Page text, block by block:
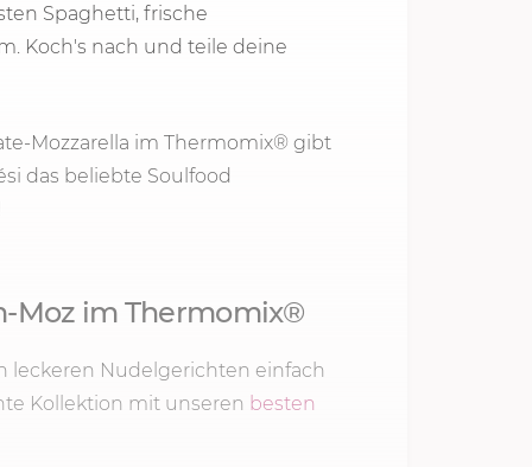
Spaghetti, frische
Koch's nach und teile deine
Mozzarella im Thermomix® gibt
das beliebte Soulfood
Moz im Thermomix®
leckeren Nudelgerichten einfach
Kollektion mit unseren besten